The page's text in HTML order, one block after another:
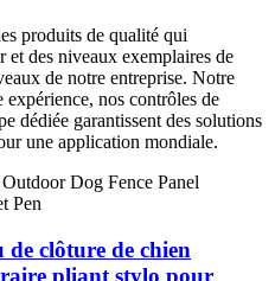
produits de qualité qui
et des niveaux exemplaires de
de notre entreprise. Notre
nos contrôles de
dédiée garantissent des solutions
une application mondiale.
clôture de chien
pliant stylo pour